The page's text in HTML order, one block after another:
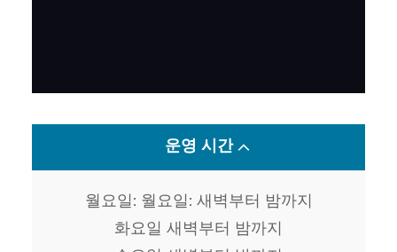
운영 시간
월요일: 월요일: 새벽부터 밤까지
화요일 새벽부터 밤까지